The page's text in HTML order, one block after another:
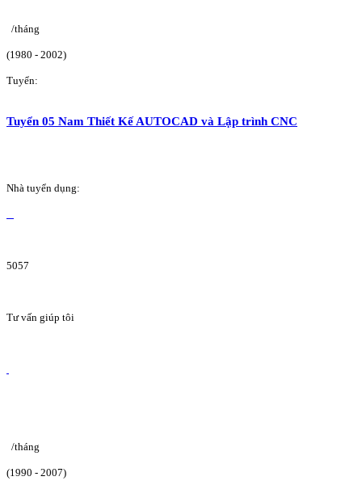
/tháng
(1980 - 2002)
Tuyển:
Tuyển 05 Nam Thiết Kế AUTOCAD và Lập trình CNC
Nhà tuyển dụng:
5057
Tư vấn giúp tôi
/tháng
(1990 - 2007)